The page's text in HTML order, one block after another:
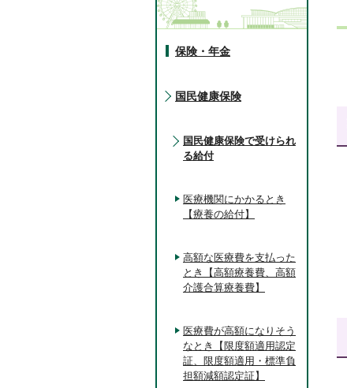
保険・年金
国民健康保険
国民健康保険で受けられ
る給付
医療機関にかかるとき
【療養の給付】
高額な医療費を支払った
とき【高額療養費、高額
介護合算療養費】
医療費が高額になりそう
なとき【限度額適用認定
証、限度額適用・標準負
担額減額認定証】